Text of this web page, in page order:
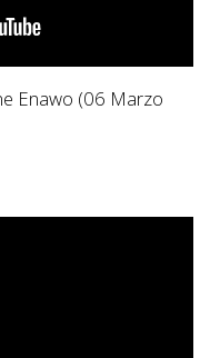
Enawo (06 Marzo